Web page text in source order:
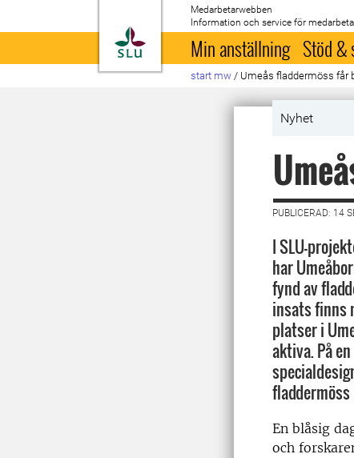
Till startsida
Medarbetarwebben
Information och service för
Min anställning Stöd &
start mw / Umeås fladdermöss får
Nyhet
PUBLICERAD: 14
I SLU-
har
fynd av
insats finns
platser i
aktiva. På
fladdermöss
En blåsig
och